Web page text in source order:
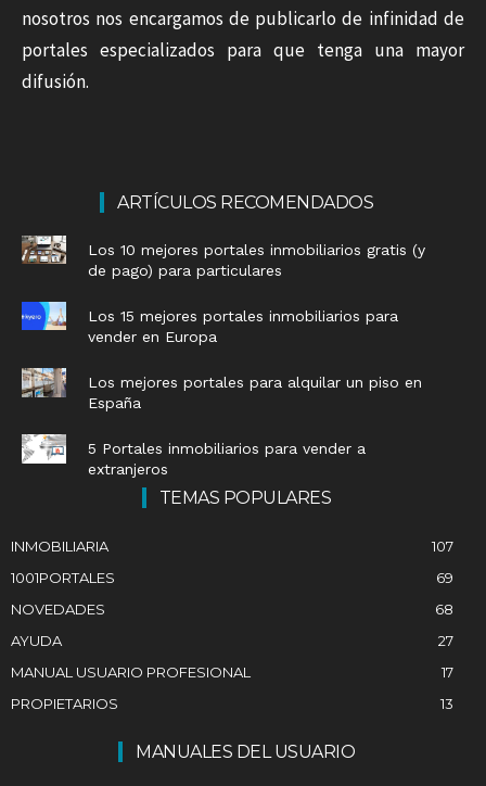
nosotros nos encargamos de publicarlo de infinidad de
portales especializados para que tenga una mayor
difusión.
ARTÍCULOS RECOMENDADOS
Los 10 mejores portales inmobiliarios gratis (y
de pago) para particulares
Los 15 mejores portales inmobiliarios para
vender en Europa
Los mejores portales para alquilar un piso en
España
5 Portales inmobiliarios para vender a
extranjeros
TEMAS POPULARES
INMOBILIARIA
107
1001PORTALES
69
NOVEDADES
68
AYUDA
27
MANUAL USUARIO PROFESIONAL
17
PROPIETARIOS
13
MANUALES DEL USUARIO